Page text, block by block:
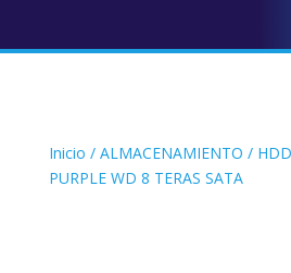
Inicio / ALMACENAMIENTO / HDD
PURPLE WD 8 TERAS SATA